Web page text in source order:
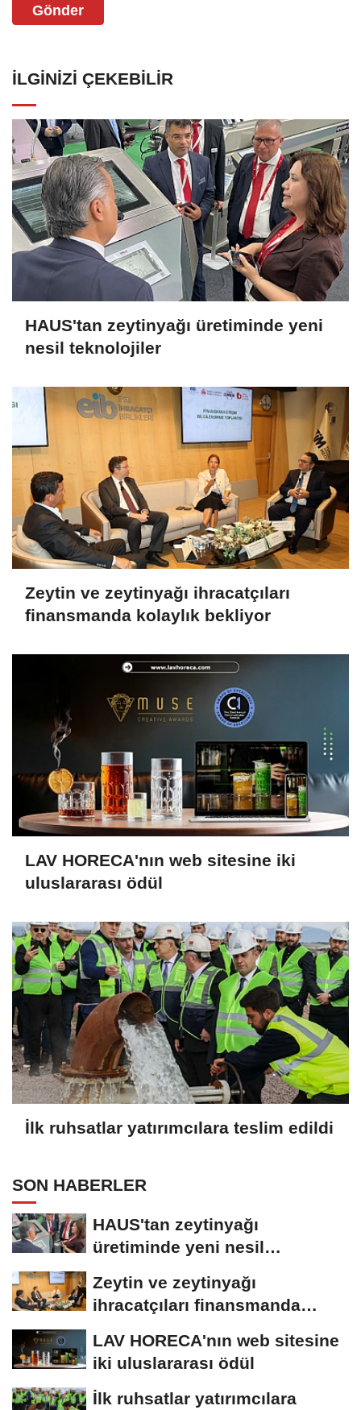
Gönder
İLGINIZI ÇEKEBILIR
HAUS'tan zeytinyağı üretiminde yeni
nesil teknolojiler
Zeytin ve zeytinyağı ihracatçıları
finansmanda kolaylık bekliyor
LAV HORECA'nın web sitesine iki
uluslararası ödül
İlk ruhsatlar yatırımcılara teslim edildi
SON HABERLER
HAUS'tan zeytinyağı
üretiminde yeni nesil
Zeytin ve zeytinyağı
ihracatçıları finansmanda
LAV HORECA'nın web sitesine
iki uluslararası ödül
İlk ruhsatlar yatırımcılara